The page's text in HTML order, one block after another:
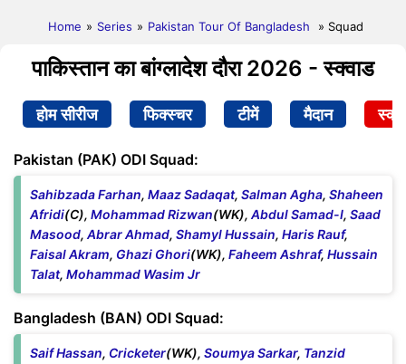
Home » Series » Pakistan Tour Of Bangladesh » Squad
पाकिस्तान का बांग्लादेश दौरा 2026 - स्क्वाड
होम सीरीज फिक्स्चर टीमें मैदान
Pakistan (PAK) ODI Squad:
Sahibzada Farhan, Maaz Sadaqat, Salman Agha, Shaheen
Afridi(C), Mohammad Rizwan(WK), Abdul Samad-I, Saad
Masood, Abrar Ahmad, Shamyl Hussain, Haris Rauf,
Faisal Akram, Ghazi Ghori(WK), Faheem Ashraf, Hussain
Talat, Mohammad Wasim Jr
Bangladesh (BAN) ODI Squad:
Saif Hassan, Cricketer(WK), Soumya Sarkar, Tanzid